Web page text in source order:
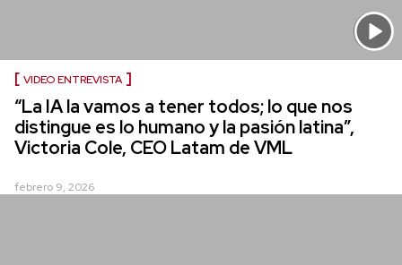
VIDEO ENTREVISTA
“La IA la vamos a tener todos; lo que nos
distingue es lo humano y la pasión latina”,
Victoria Cole, CEO Latam de VML
febrero 9, 2026